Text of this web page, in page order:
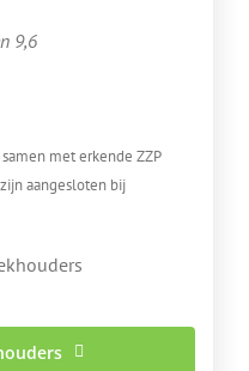
9,6
met erkende ZZP
aangesloten bij